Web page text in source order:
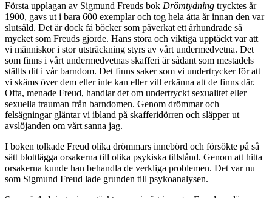
Första upplagan av Sigmund Freuds bok Drömtydning trycktes år
1900, gavs ut i bara 600 exemplar och tog hela åtta år innan den var
slutsåld. Det är dock få böcker som påverkat ett århundrade så
mycket som Freuds gjorde. Hans stora och viktiga upptäckt var att
vi människor i stor utsträckning styrs av vårt undermedvetna. Det
som finns i vårt undermedvetnas skafferi är sådant som mestadels
ställts dit i vår barndom. Det finns saker som vi undertrycker för att
vi skäms över dem eller inte kan eller vill erkänna att de finns där.
Ofta, menade Freud, handlar det om undertryckt sexualitet eller
sexuella trauman från barndomen. Genom drömmar och
felsägningar gläntar vi ibland på skafferidörren och släpper ut
avslöjanden om vårt sanna jag.
I boken tolkade Freud olika drömmars innebörd och försökte på så
sätt blottlägga orsakerna till olika psykiska tillstånd. Genom att hitta
orsakerna kunde han behandla de verkliga problemen. Det var nu
som Sigmund Freud lade grunden till psykoanalysen.